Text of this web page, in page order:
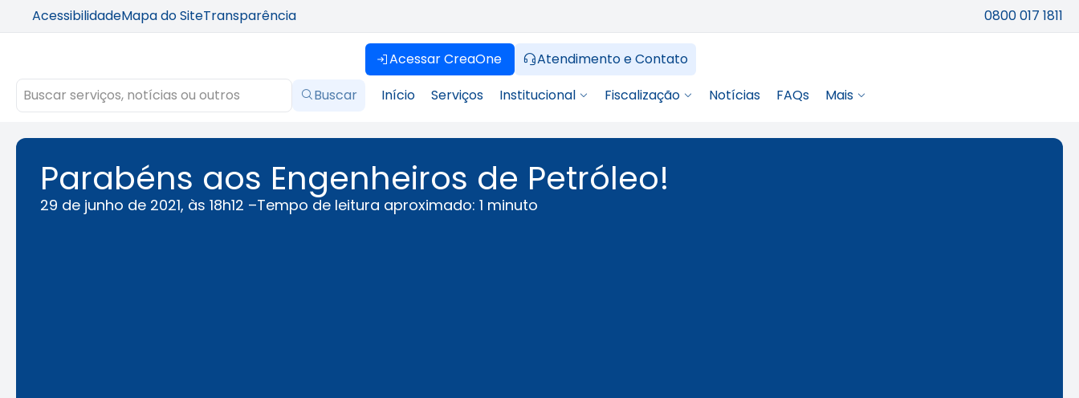
AcessibilidadeMapa do SiteTransparência 0800 017 1811
Acessar CreaOne
Atendimento e Contato
Buscar
Início Serviços Institucional Fiscalização Notícias FAQs Mais
Parabéns aos Engenheiros de Petróleo!​
29 de junho de 2021, às 18h12 –Tempo de leitura aproximado: 1 minuto